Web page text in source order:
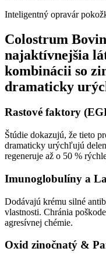
Inteligentný opravár
Colostrum
najaktívnejšia
kombinácii so
dramaticky
Rastové faktory
Štúdie dokazujú, že tieto
dramaticky urýchľujú
regeneruje až o 50 %
Imunoglobulíny a
Dodávajú krému silné
vlastnosti. Chránia
agresívnej chémie.
Oxid zinočnatý &